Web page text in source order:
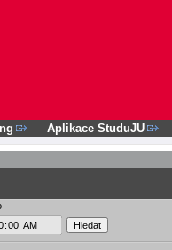
Aplikace StuduJU